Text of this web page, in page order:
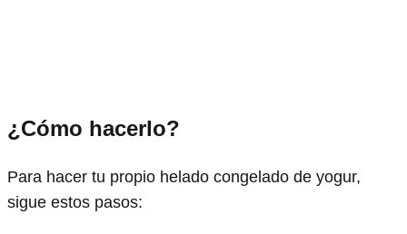
¿Cómo hacerlo?
Para hacer tu propio helado congelado de yogur,
sigue estos pasos: